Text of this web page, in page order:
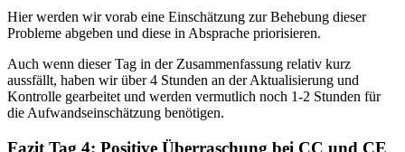
Hier werden wir vorab eine Einschätzung zur Behebung dieser
Probleme abgeben und diese in Absprache priorisieren.
Auch wenn dieser Tag in der Zusammenfassung relativ kurz
aussfällt, haben wir über 4 Stunden an der Aktualisierung und
Kontrolle gearbeitet und werden vermutlich noch 1-2 Stunden für
die Aufwandseinschätzung benötigen.
Fazit Tag 4: Positive Überraschung bei CC und CE